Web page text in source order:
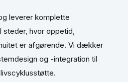
leverer komplette
hvor oppetid,
er afgørende. Vi dækker
og -integration til